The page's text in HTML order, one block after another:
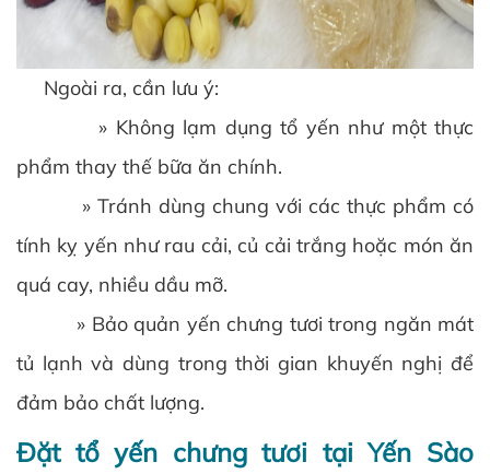
Ngoài ra, cần lưu ý:
» Không lạm dụng tổ yến như một thực
phẩm thay thế bữa ăn chính.
» Tránh dùng chung với các thực phẩm có
tính kỵ yến như rau cải, củ cải trắng hoặc món ăn
quá cay, nhiều dầu mỡ.
» Bảo quản yến chưng tươi trong ngăn mát
tủ lạnh và dùng trong thời gian khuyến nghị để
đảm bảo chất lượng.
Đặt tổ yến chưng tươi tại Yến Sào